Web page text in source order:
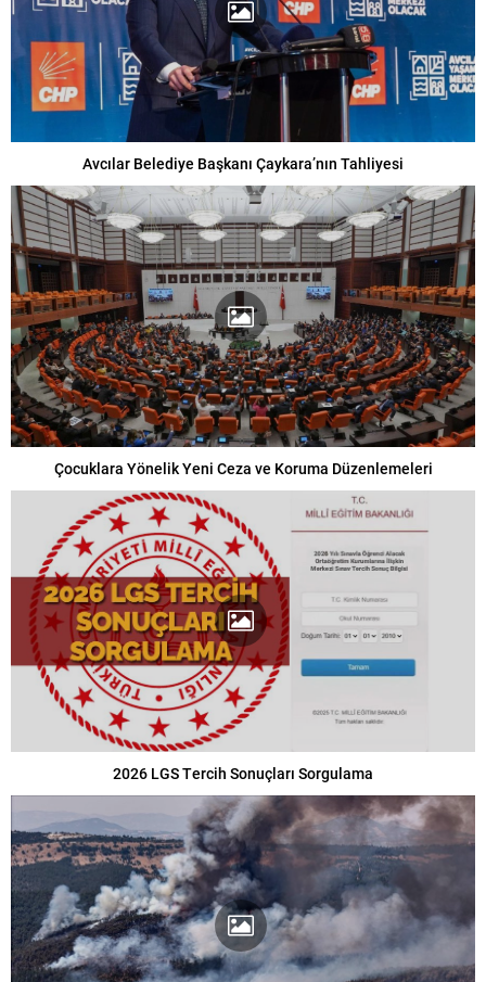
Avcılar Belediye Başkanı Çaykara’nın Tahliyesi
Çocuklara Yönelik Yeni Ceza ve Koruma Düzenlemeleri
2026 LGS Tercih Sonuçları Sorgulama